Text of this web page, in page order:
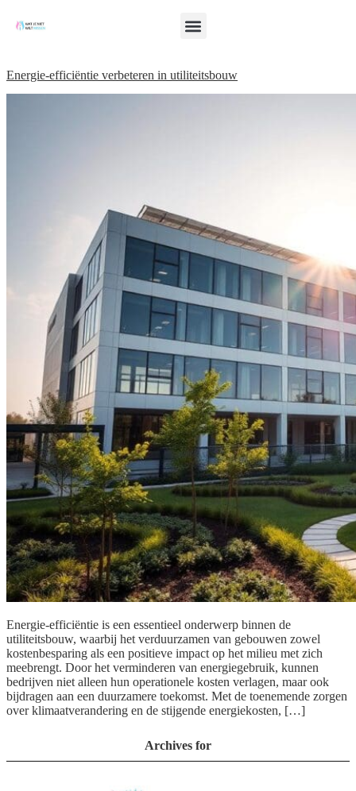
Energie-efficiëntie verbeteren in utiliteitsbouw
Energie-efficiëntie is een essentieel onderwerp binnen de
utiliteitsbouw, waarbij het verduurzamen van gebouwen zowel
kostenbesparing als een positieve impact op het milieu met zich
meebrengt. Door het verminderen van energiegebruik, kunnen
bedrijven niet alleen hun operationele kosten verlagen, maar ook
bijdragen aan een duurzamere toekomst. Met de toenemende zorgen
over klimaatverandering en de stijgende energiekosten, […]
Archives for